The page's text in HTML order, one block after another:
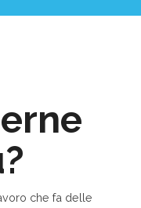
che fa delle